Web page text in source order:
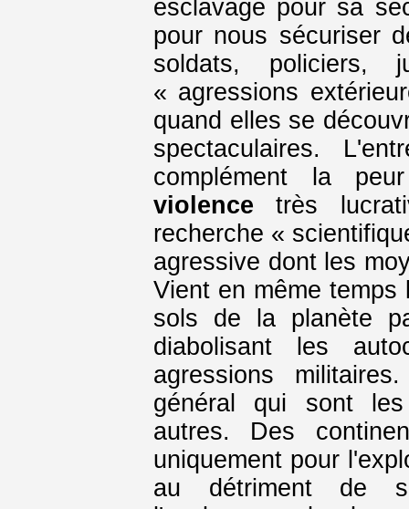
esclavage pour sa
pour nous sécuriser
soldats, policiers,
« agressions
quand elles se
spectaculaires.
complément la
violence très
recherche «
agressive dont les
Vient en même
sols de la planète
diabolisant les
agressions
général qui sont
autres. Des
uniquement pour
au détriment de